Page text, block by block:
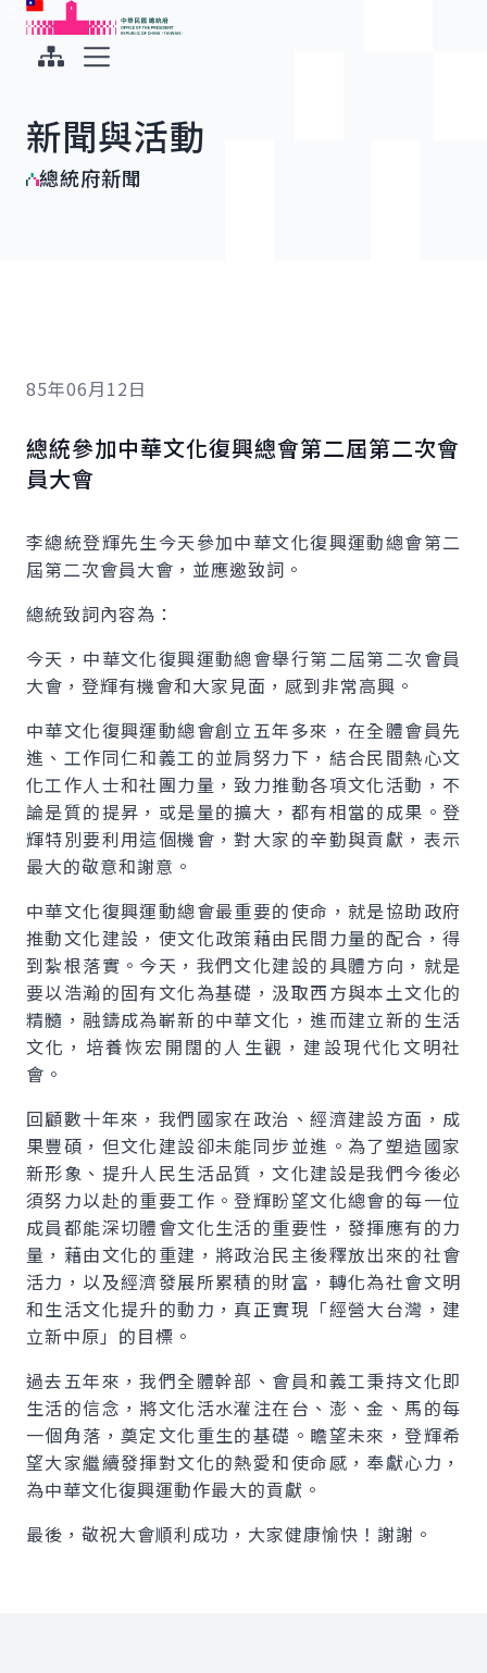
跳到主要內容
中華民國總統府
新聞與活動
總統府新聞
85年06月12日
總統參加中華文化復興總會第二屆第二次會
員大會
李總統登輝先生今天參加中華文化復興運動總會第二
屆第二次會員大會，並應邀致詞。
總統致詞內容為：
今天，中華文化復興運動總會舉行第二屆第二次會員
大會，登輝有機會和大家見面，感到非常高興。
中華文化復興運動總會創立五年多來，在全體會員先
進、工作同仁和義工的並肩努力下，結合民間熱心文
化工作人士和社團力量，致力推動各項文化活動，不
論是質的提昇，或是量的擴大，都有相當的成果。登
輝特別要利用這個機會，對大家的辛勤與貢獻，表示
最大的敬意和謝意。
中華文化復興運動總會最重要的使命，就是協助政府
推動文化建設，使文化政策藉由民間力量的配合，得
到紮根落實。今天，我們文化建設的具體方向，就是
要以浩瀚的固有文化為基礎，汲取西方與本土文化的
精髓，融鑄成為嶄新的中華文化，進而建立新的生活
文化，培養恢宏開闊的人生觀，建設現代化文明社
會。
回顧數十年來，我們國家在政治、經濟建設方面，成
果豐碩，但文化建設卻未能同步並進。為了塑造國家
新形象、提升人民生活品質，文化建設是我們今後必
須努力以赴的重要工作。登輝盼望文化總會的每一位
成員都能深切體會文化生活的重要性，發揮應有的力
量，藉由文化的重建，將政治民主後釋放出來的社會
活力，以及經濟發展所累積的財富，轉化為社會文明
和生活文化提升的動力，真正實現「經營大台灣，建
立新中原」的目標。
過去五年來，我們全體幹部、會員和義工秉持文化即
生活的信念，將文化活水灌注在台、澎、金、馬的每
一個角落，奠定文化重生的基礎。瞻望未來，登輝希
望大家繼續發揮對文化的熱愛和使命感，奉獻心力，
為中華文化復興運動作最大的貢獻。
最後，敬祝大會順利成功，大家健康愉快！謝謝。